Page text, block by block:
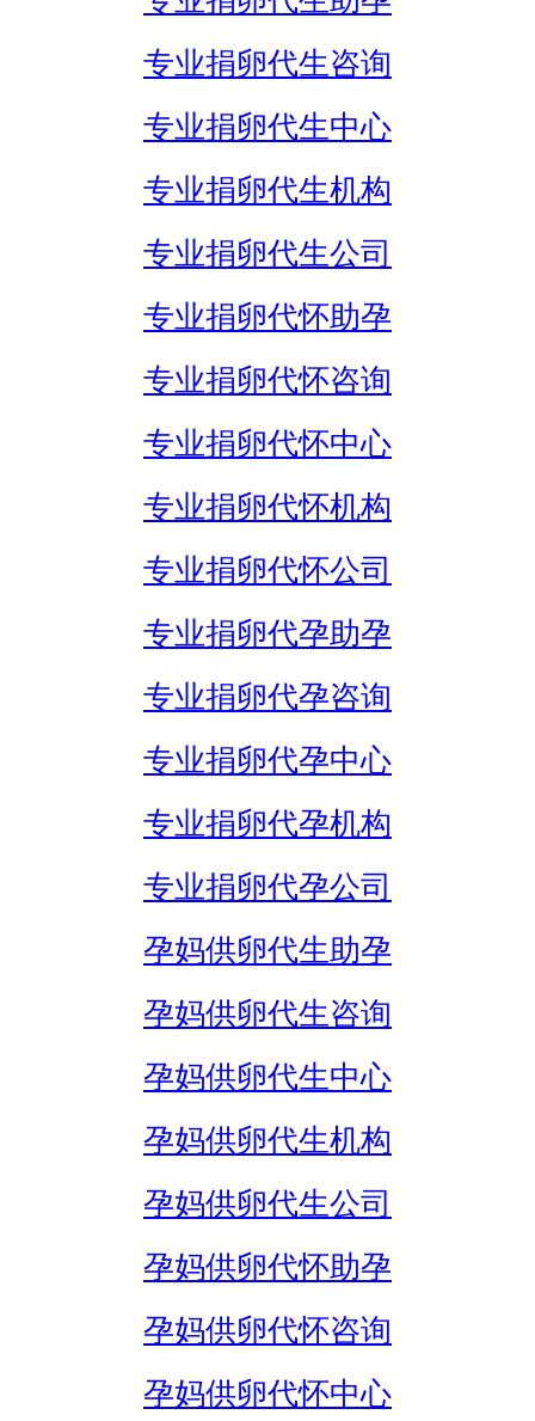
专业捐卵代生咨询
专业捐卵代生中心
专业捐卵代生机构
专业捐卵代生公司
专业捐卵代怀助孕
专业捐卵代怀咨询
专业捐卵代怀中心
专业捐卵代怀机构
专业捐卵代怀公司
专业捐卵代孕助孕
专业捐卵代孕咨询
专业捐卵代孕中心
专业捐卵代孕机构
专业捐卵代孕公司
孕妈供卵代生助孕
孕妈供卵代生咨询
孕妈供卵代生中心
孕妈供卵代生机构
孕妈供卵代生公司
孕妈供卵代怀助孕
孕妈供卵代怀咨询
孕妈供卵代怀中心